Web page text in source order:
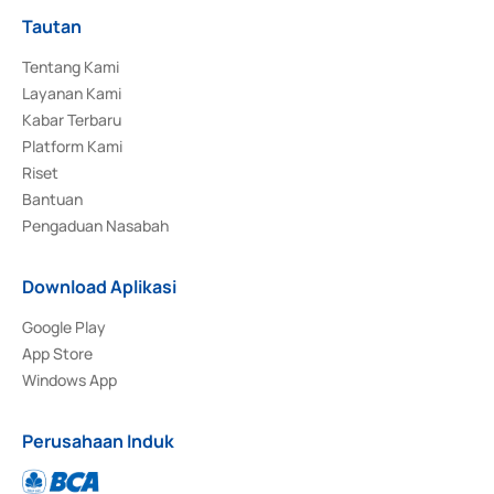
Tautan
Tentang Kami
Layanan Kami
Kabar Terbaru
Platform Kami
Riset
Bantuan
Pengaduan Nasabah
Download Aplikasi
Google Play
App Store
Windows App
Perusahaan Induk